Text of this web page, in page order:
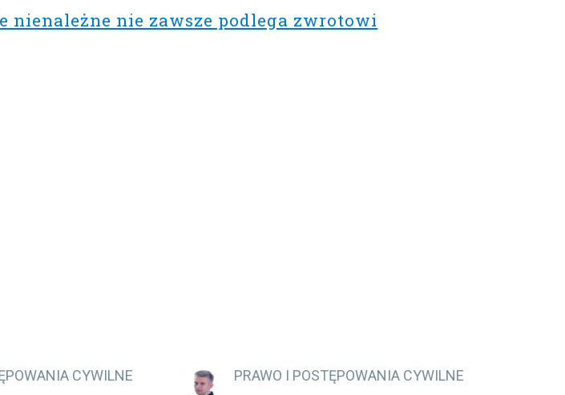
nienależne nie zawsze podlega zwrotowi
CYWILNE PRAWO I POSTĘPOWANIA CYWILNE